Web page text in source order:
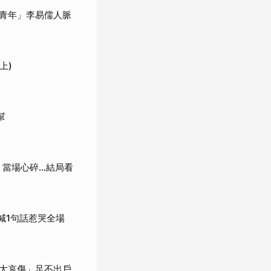
年」李易儒人脈
)
場心碎...結局看
1句話惹哭全場